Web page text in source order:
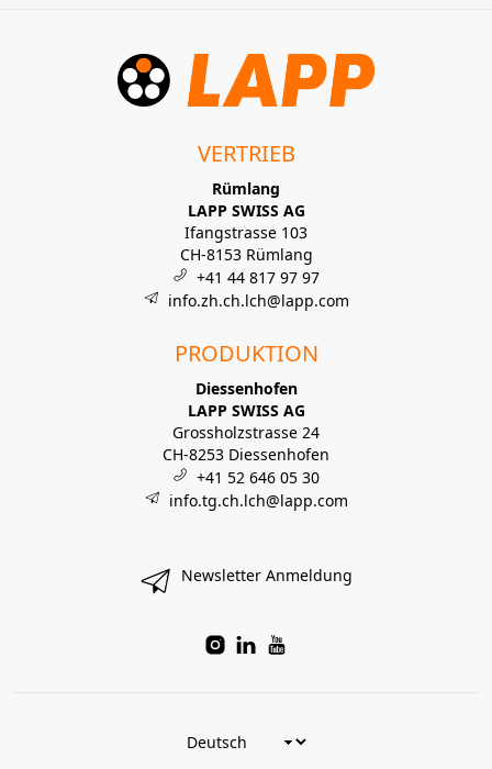
VERTRIEB
Rümlang
LAPP SWISS AG
Ifangstrasse 103
CH-8153 Rümlang
+41 44 817 97 97
info.zh.ch.lch@lapp.com
PRODUKTION
Diessenhofen
LAPP SWISS AG
Grossholzstrasse 24
CH-8253 Diessenhofen
+41 52 646 05 30
info.tg.ch.lch@lapp.com
Newsletter Anmeldung